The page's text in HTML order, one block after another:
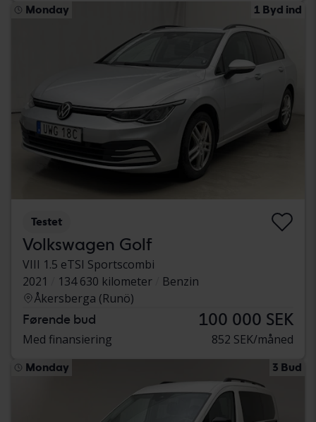
Monday 1 Byd ind
Testet
Volkswagen Golf
VIII 1.5 eTSI Sportscombi
2021
134 630 kilometer
Benzin
Åkersberga (Runö)
Førende bud 100 000 SEK
Med finansiering 852 SEK/måned
Monday 3 Bud